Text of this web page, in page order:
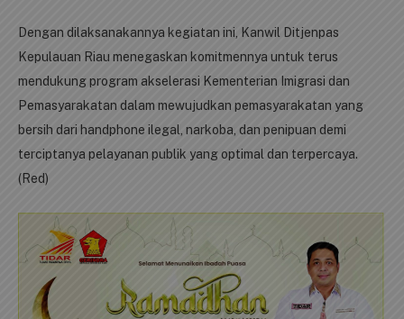
Dengan dilaksanakannya kegiatan ini, Kanwil Ditjenpas
Kepulauan Riau menegaskan komitmennya untuk terus
mendukung program akselerasi Kementerian Imigrasi dan
Pemasyarakatan dalam mewujudkan pemasyarakatan yang
bersih dari handphone ilegal, narkoba, dan penipuan demi
terciptanya pelayanan publik yang optimal dan terpercaya.
(Red)